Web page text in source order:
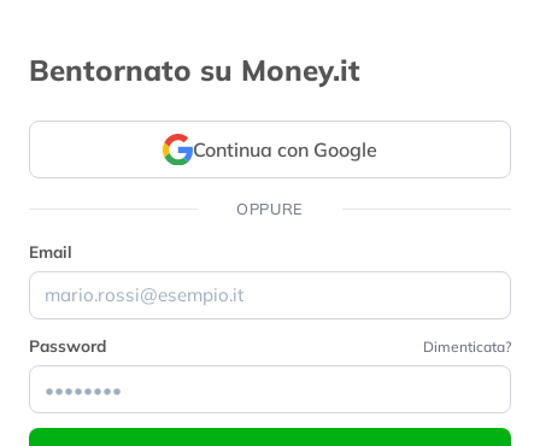
Bentornato su Money.it
Continua con Google
OPPURE
Email
Password Dimenticata?